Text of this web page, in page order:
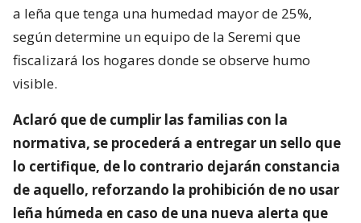
a leña que tenga una humedad mayor de 25%,
según determine un equipo de la Seremi que
fiscalizará los hogares donde se observe humo
visible.
Aclaró que de cumplir las familias con la
normativa, se procederá a entregar un sello que
lo certifique, de lo contrario dejarán constancia
de aquello, reforzando la prohibición de no usar
leña húmeda en caso de una nueva alerta que